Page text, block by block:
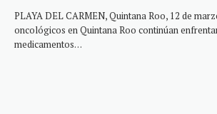
PLAYA DEL CARMEN, Quintana Roo, 12 de
oncológicos en Quintana Roo continúan
medicamentos…